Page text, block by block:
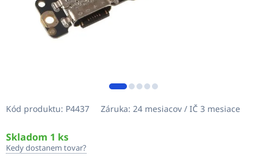
Kód produktu: P4437 Záruka: 24 mesiacov / IČ 3 mesiace
Skladom 1 ks
Kedy dostanem tovar?